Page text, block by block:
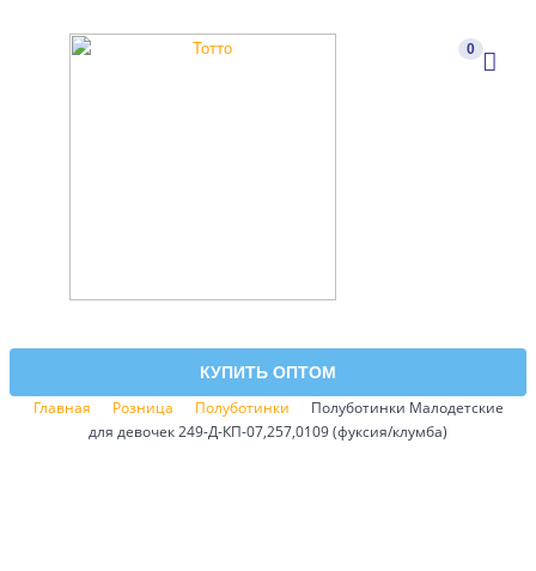
0
КУПИТЬ ОПТОМ
Главная Розница Полуботинки
Полуботинки Малодетские
для девочек 249-Д-КП-07,257,0109 (фуксия/клумба)